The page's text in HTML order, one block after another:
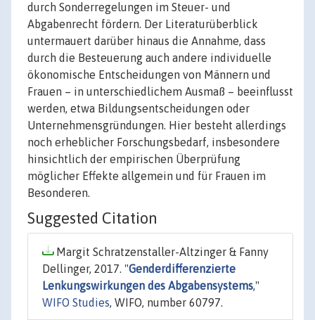
durch Sonderregelungen im Steuer- und
Abgabenrecht fördern. Der Literaturüberblick
untermauert darüber hinaus die Annahme, dass
durch die Besteuerung auch andere individuelle
ökonomische Entscheidungen von Männern und
Frauen – in unterschiedlichem Ausmaß – beeinflusst
werden, etwa Bildungsentscheidungen oder
Unternehmensgründungen. Hier besteht allerdings
noch erheblicher Forschungsbedarf, insbesondere
hinsichtlich der empirischen Überprüfung
möglicher Effekte allgemein und für Frauen im
Besonderen.
Suggested Citation
Margit Schratzenstaller-Altzinger & Fanny
Dellinger, 2017. "Genderdifferenzierte
Lenkungswirkungen des Abgabensystems,"
WIFO Studies, WIFO, number 60797.